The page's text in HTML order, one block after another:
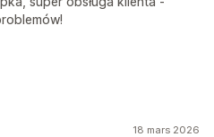
18 mars 2026